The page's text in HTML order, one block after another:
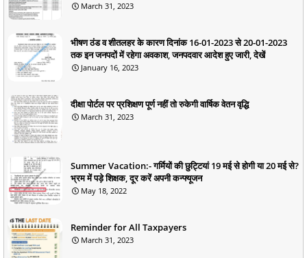
March 31, 2023
भीषण ठंड व शीतलहर के कारण दिनांक 16-01-2023 से 20-01-2023
तक इन जनपदों में रहेगा अवकाश, जनपदवार आदेश हुए जारी, देखें
January 16, 2023
दीक्षा पोर्टल पर प्रशिक्षण पूर्ण नहीं तो रुकेगी वार्षिक वेतन वृद्धि
March 31, 2023
Summer Vacation:- गर्मियों की छुट्टियां 19 मई से होगी या 20 मई से?
भ्रम में पड़े शिक्षक, दूर करें अपनी कन्फ्यूजन
May 18, 2022
Reminder for All Taxpayers
March 31, 2023